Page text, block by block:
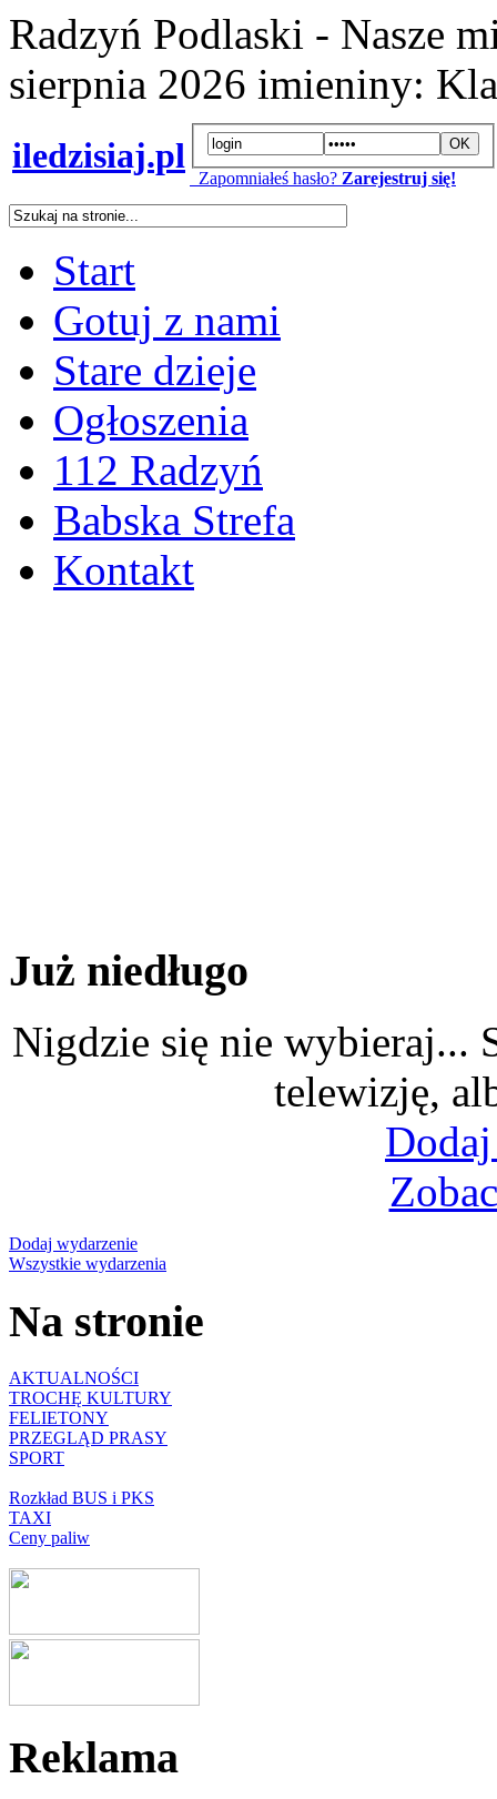
Radzyń Podlaski - Nasze
sierpnia 2026 imieniny:
iledzisiaj.pl
Zapomniałeś hasło? Zarejestruj się!
Start
Gotuj z nami
Stare dzieje
Ogłoszenia
112 Radzyń
Babska Strefa
Kontakt
Już niedługo
Nigdzie się nie wybieraj...
telewizję,
Dodaj wydarzenie
Wszystkie wydarzenia
Na stronie
AKTUALNOŚCI
TROCHĘ KULTURY
FELIETONY
PRZEGLĄD PRASY
SPORT
Rozkład BUS i PKS
TAXI
Ceny paliw
Reklama